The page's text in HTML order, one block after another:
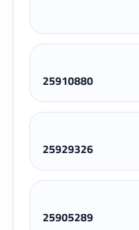
25910880
25929326
25905289